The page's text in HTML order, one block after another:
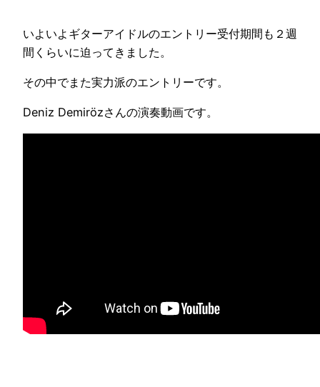
いよいよギターアイドルのエントリー受付期間も２週
間くらいに迫ってきました。
その中でまた実力派のエントリーです。
Deniz Demirözさんの演奏動画です。